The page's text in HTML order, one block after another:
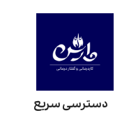
دسترسی سریع